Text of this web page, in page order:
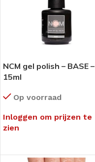
NCM gel polish – BASE –
15ml
Op voorraad
Inloggen om prijzen te
zien